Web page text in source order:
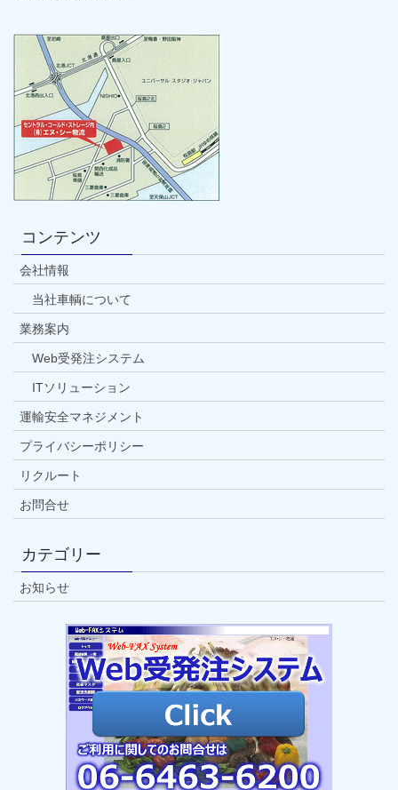
コンテンツ
会社情報
当社車輌について
業務案内
Web受発注システム
ITソリューション
運輸安全マネジメント
プライバシーポリシー
リクルート
お問合せ
カテゴリー
お知らせ